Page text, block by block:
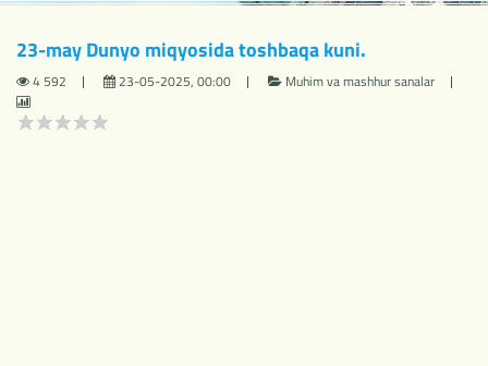
23-may Dunyo miqyosida toshbaqa kuni.
4 592 23-05-2025, 00:00 Muhim va mashhur sanalar